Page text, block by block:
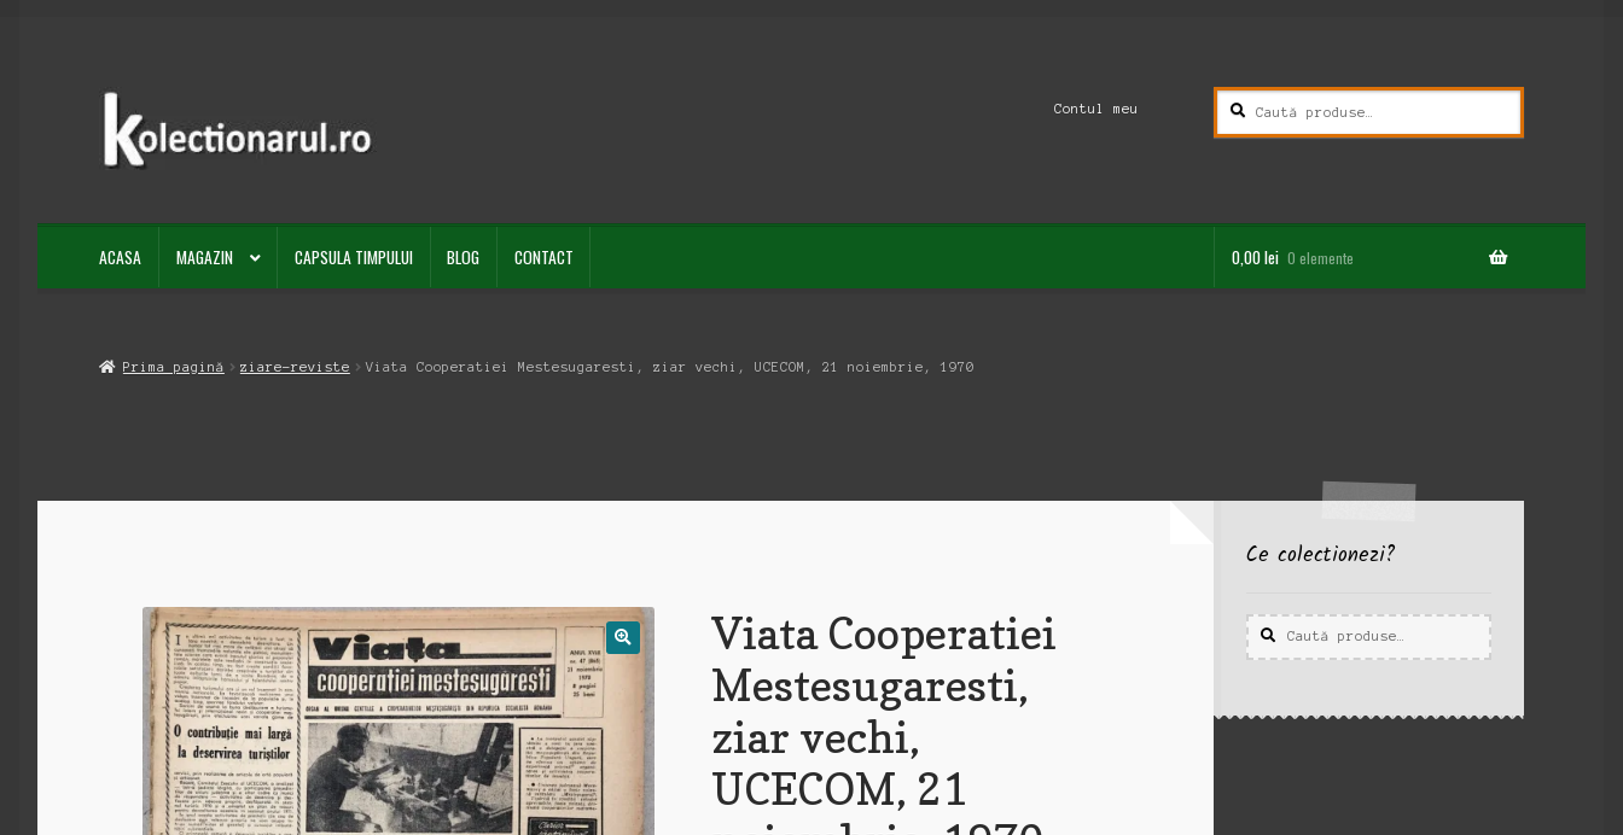
Sari
navigare
Sari
conținut
Contul meu
Caută
după:
Caută
ACASA MAGAZIN CAPSULA TIMPULUI BLOG CONTACT 0,00lei 0 elemente
Prima pagină ziare-reviste Viata Cooperatiei Mestesugaresti, ziar vechi, UCECOM, 21 noiembrie, 1970
Viata Cooperatiei
Mestesugaresti,
ziar vechi,
UCECOM, 21
Ce colectionezi?
Caută
după:
Caută